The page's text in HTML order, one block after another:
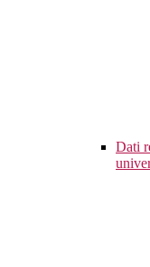
Dati